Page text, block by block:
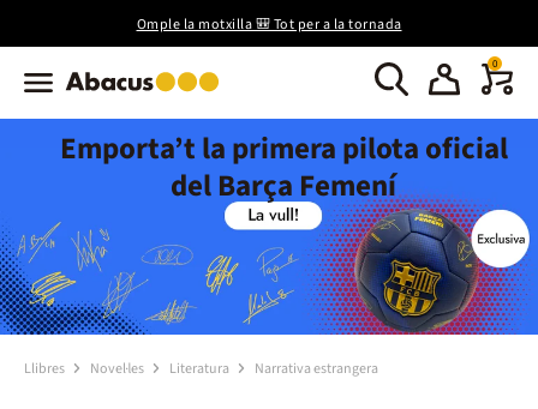
Omple la motxilla 🎒 Tot per a la tornada
0
Emporta’t la primera pilota oficial
del Barça Femení
Llibres Novel·les Literatura Narrativa estrangera